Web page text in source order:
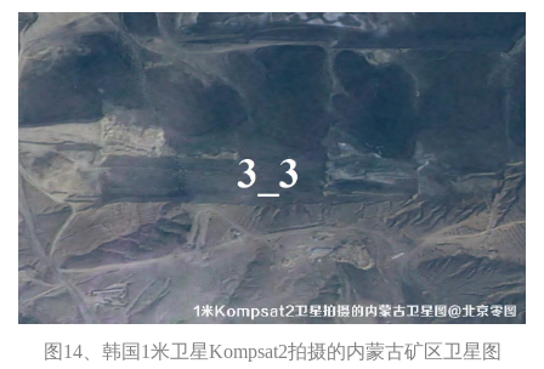
图14、韩国1米卫星Kompsat2拍摄的内蒙古矿区卫星图